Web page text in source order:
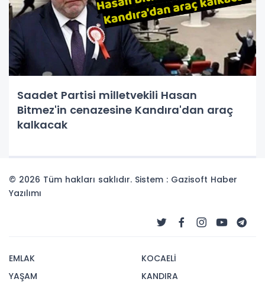
Saadet Partisi milletvekili Hasan
Bitmez'in cenazesine Kandıra'dan araç
kalkacak
© 2026 Tüm hakları saklıdır. Sistem : Gazisoft Haber
Yazılımı
EMLAK
YAŞAM
KOCAELİ
KANDIRA